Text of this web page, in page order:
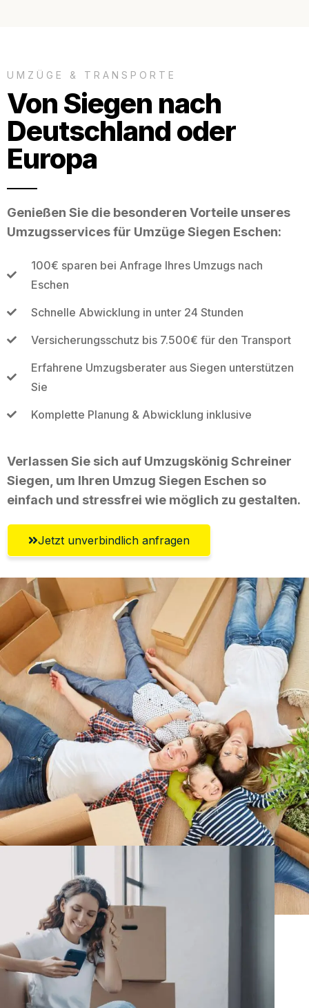
UMZÜGE & TRANSPORTE
Von Siegen nach
Deutschland oder
Europa
Genießen Sie die besonderen Vorteile unseres
Umzugsservices für Umzüge Siegen Eschen:
100€ sparen bei Anfrage Ihres Umzugs nach
Eschen
Schnelle Abwicklung in unter 24 Stunden
Versicherungsschutz bis 7.500€ für den Transport
Erfahrene Umzugsberater aus Siegen unterstützen
Sie
Komplette Planung & Abwicklung inklusive
Verlassen Sie sich auf Umzugskönig Schreiner
Siegen, um Ihren Umzug Siegen Eschen so
einfach und stressfrei wie möglich zu gestalten.
Jetzt unverbindlich anfragen